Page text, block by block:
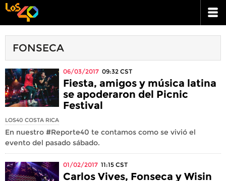
FONSECA
06/03/2017 09:32 CST
Fiesta, amigos y música latina
se apoderaron del Picnic
Festival
LOS40 COSTA RICA
En nuestro #Reporte40 te contamos como se vivió el
evento del pasado sábado.
01/02/2017 11:15 CST
Carlos Vives, Fonseca y Wisin